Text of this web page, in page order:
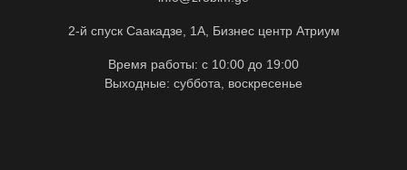
2-й спуск Саакадзе, 1А, Бизнес центр Атриум
Время работы: с 10:00 до 19:00
Выходные: суббота, воскресенье